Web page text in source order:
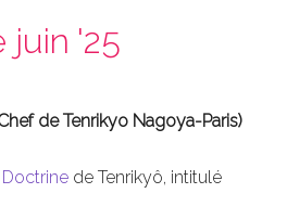
juin '25
de Tenrikyo Nagoya-Paris)
Doctrine de Tenrikyô, intitulé